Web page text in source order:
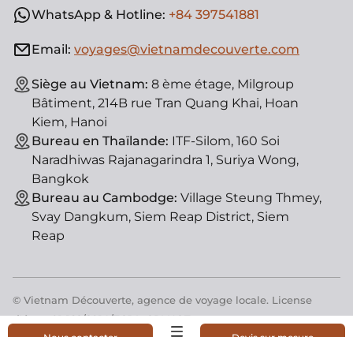
WhatsApp & Hotline: +84 397541881
Email: voyages@vietnamdecouverte.com
Siège au Vietnam: 8 ème étage, Milgroup
Bâtiment, 214B rue Tran Quang Khai, Hoan
Kiem, Hanoi
Bureau en Thaïlande: ITF-Silom, 160 Soi
Naradhiwas Rajanagarindra 1, Suriya Wong,
Bangkok
Bureau au Cambodge: Village Steung Thmey,
Svay Dangkum, Siem Reap District, Siem
Reap
© Vietnam Découverte, agence de voyage locale. License
d'état : 01-182/2014/TCDL-GPLHQT